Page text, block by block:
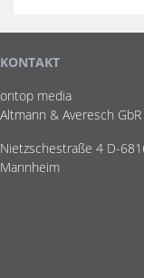
KONTAKT
ontop media
Altmann & Averesch GbR
Nietzschestraße 4 D-
Mannheim